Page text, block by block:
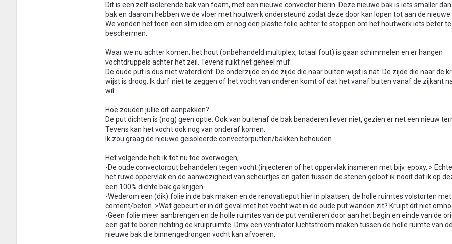
Dit is een zelf isolerende bak van foam, met een nieuwe convector hierin. Deze nieuwe bak is iets smaller
bak en daarom hebben we de vloer met houtwerk ondersteund zodat deze door kan lopen tot aan de nieuwe
We vonden het toen een slim idee om er nog een plastic folie achter te stoppen om het houtwerk iets beter te
beschermen.
Waar we nu achter komen; het hout (onbehandeld multiplex, totaal fout) is gaan schimmelen en er hangen
vochtdruppels achter het zeil. Tevens ruikt het geheel muf.
De oude put is dus niet waterdicht. De onderzijde en de zijde die naar buiten wijst is nat. De zijde die naar de
wijst is droog. Ik durf niet te zeggen of het vocht van onderen komt of dat het vanaf buiten vanaf de zijkant
wil.
Hoe zouden jullie dit aanpakken?
De put dichten is (nog) geen optie. Ook van buitenaf de bak benaderen liever niet, gezien er net een nieuw
Tevens kan het vocht ook nog van onderaf komen.
Ik zou graag de nieuwe geisoleerde convectorputten/bakken behouden.
Het volgende heb ik tot nu toe overwogen;
-De oude convectorput behandelen tegen vocht (injecteren of het oppervlak insmeren met bijv. epoxy. >
het ruwe oppervlak en de aanwezigheid van scheurtjes en gaten tussen de stenen geloof ik nooit dat ik op
een 100% dichte bak ga krijgen.
-Wederom een (dik) folie in de bak maken en de renovatieput hier in plaatsen, de holle ruimtes volstorten met
cement/beton. >Wat gebeurt er in dit geval met het vocht wat in de oude put wanden zit? Kruipt dit niet
-Geen folie meer aanbrengen en de holle ruimtes van de put ventileren door aan het begin en einde van de
een gat te boren richting de kruipruimte. Dmv een ventilator luchtstroom maken tussen de holle ruimte van
nieuwe bak die binnengedrongen vocht kan afvoeren.